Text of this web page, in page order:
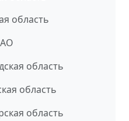
область
область
область
область